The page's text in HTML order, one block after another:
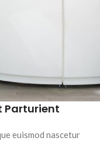
Parturient
euismod nascetur